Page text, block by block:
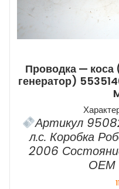
Проводка — коса
генератор)
Артикул
л.с. Коробка
2006
ОЕМ